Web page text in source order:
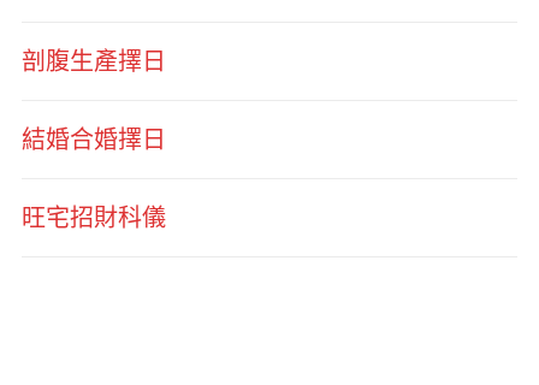
剖腹生產擇日
結婚合婚擇日
旺宅招財科儀